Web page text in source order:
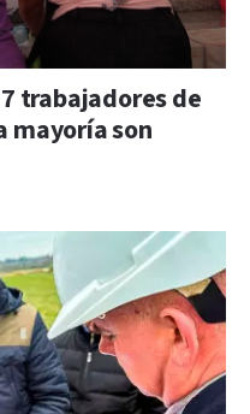
trabajadores de
mayoría son